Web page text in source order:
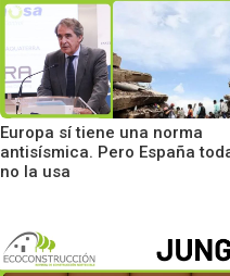
Europa sí tiene una norma
antisísmica. Pero España
no la usa